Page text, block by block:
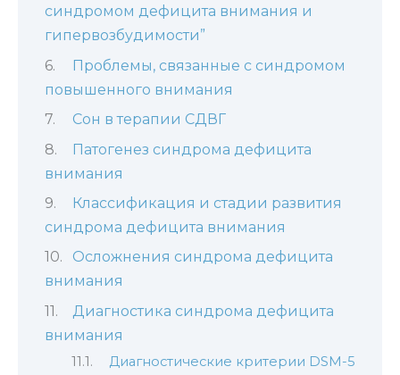
синдромом дефицита внимания и
гипервозбудимости”
Проблемы, связанные с синдромом
повышенного внимания
Сон в терапии СДВГ
Патогенез синдрома дефицита
внимания
Классификация и стадии развития
синдрома дефицита внимания
Осложнения синдрома дефицита
внимания
Диагностика синдрома дефицита
внимания
Диагностические критерии DSM-5